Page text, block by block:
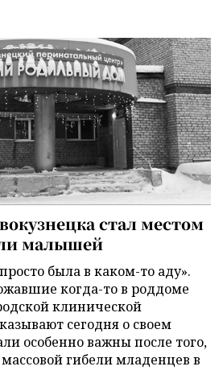
стал местом
малышей
была в каком-то аду».
когда-то в роддоме
клинической
сегодня о своем
особенно важны после того,
гибели младенцев в